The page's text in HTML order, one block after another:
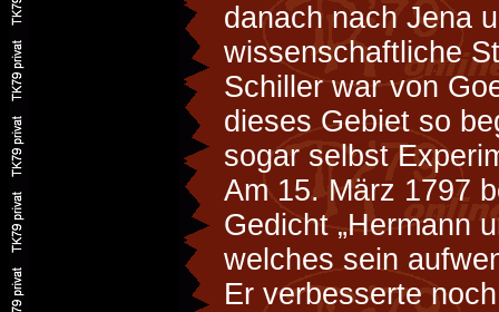
danach nach Jena
wissenschaftliche
Schiller war von
dieses Gebiet so
sogar selbst
Am 15. März 1797
Gedicht „Hermann
welches sein
Er verbesserte